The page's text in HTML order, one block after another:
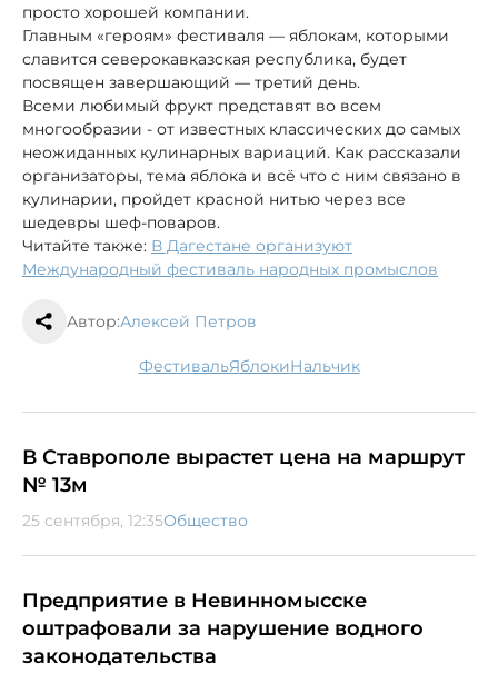
просто хорошей компании.
Главным «героям» фестиваля — яблокам, которыми
славится северокавказская республика, будет
посвящен завершающий — третий день.
Всеми любимый фрукт представят во всем
многообразии - от известных классических до самых
неожиданных кулинарных вариаций. Как рассказали
организаторы, тема яблока и всё что с ним связано в
кулинарии, пройдет красной нитью через все
шедевры шеф-поваров.
Читайте также: В Дагестане организуют
Международный фестиваль народных промыслов
Автор:Алексей Петров
фестиваль яблоки Нальчик
В Ставрополе вырастет цена на маршрут
№ 13м
25 сентября, 12:35Общество
Предприятие в Невинномысске
оштрафовали за нарушение водного
законодательства